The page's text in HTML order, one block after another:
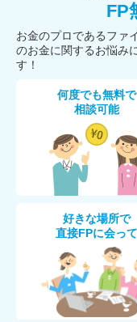
FP
お金のプロであるファ
のお金に関するお悩み
す！
何度でも無料で
相談可能
好きな場所で
直接FPに会って